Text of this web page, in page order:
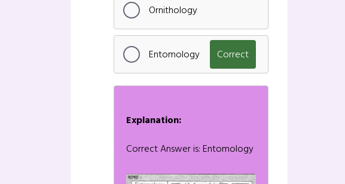
Ornithology
Entomology Correct
Explanation:
Correct Answer is: Entomology